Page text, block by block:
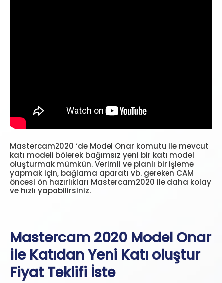
Mastercam2020 ‘de Model Onar komutu ile mevcut
katı modeli bölerek bağımsız yeni bir katı model
oluşturmak mümkün. Verimli ve planlı bir işleme
yapmak için, bağlama aparatı vb. gereken CAM
öncesi ön hazırlıkları Mastercam2020 ile daha kolay
ve hızlı yapabilirsiniz.
Mastercam 2020 Model Onar
ile Katıdan Yeni Katı oluştur
Fiyat Teklifi İste